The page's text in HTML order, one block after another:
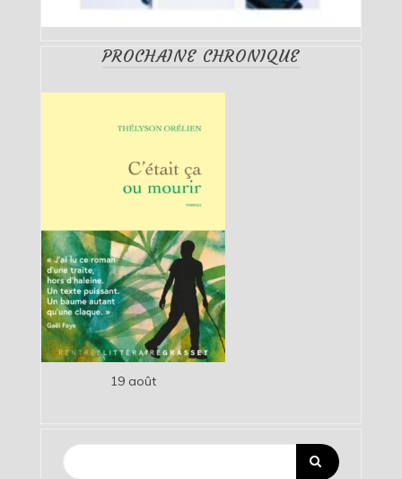
PROCHAINE CHRONIQUE
19 août